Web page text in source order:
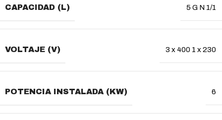
CAPACIDAD (L) 5 G N 1/1
VOLTAJE (V) 3 x 400 1 x 230
POTENCIA INSTALADA (KW) 6